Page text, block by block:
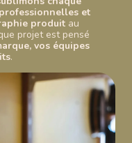
et
produitau
projet est pensé
vos équipes
.